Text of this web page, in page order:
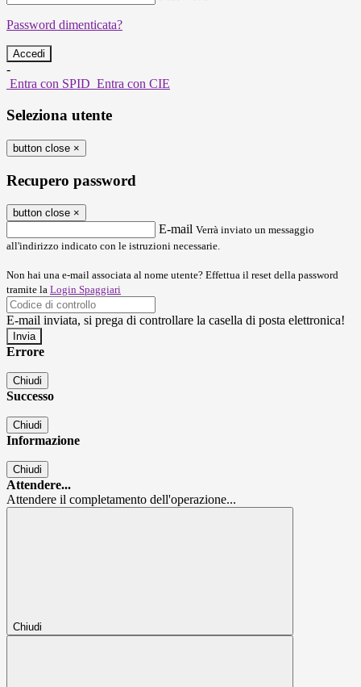
Password dimenticata?
-
Entra con SPID Entra con CIE
Seleziona utente
button close ×
Recupero password
button close ×
E-mail Verrà inviato un messaggio
all'indirizzo indicato con le istruzioni necessarie.
Non hai una e-mail associata al nome utente? Effettua il reset della password
tramite la Login Spaggiari
E-mail inviata, si prega di controllare la casella di posta elettronica!
Errore
Chiudi
Successo
Chiudi
Informazione
Chiudi
Attendere...
Attendere il completamento dell'operazione...
Chiudi